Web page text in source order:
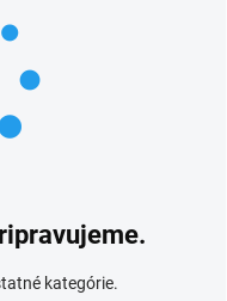
kategórie.